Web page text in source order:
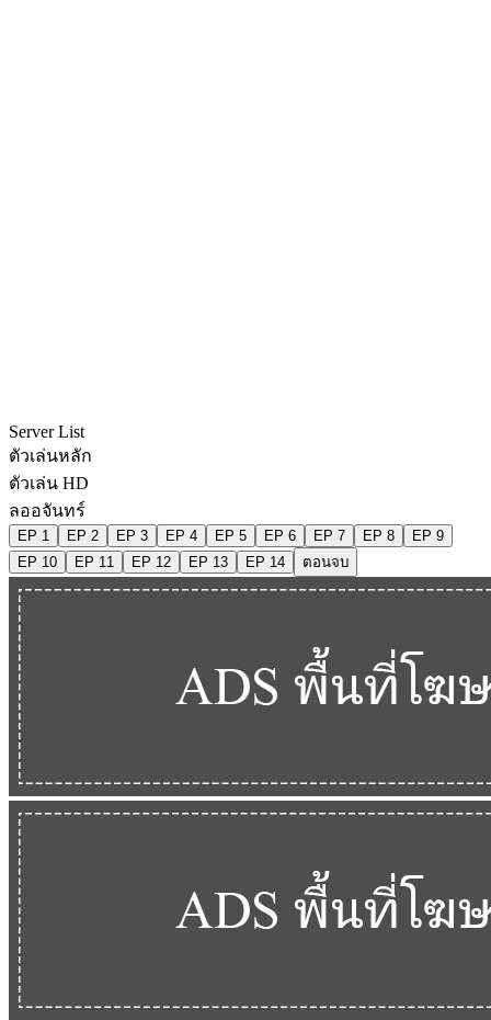
Server List
ตัวเล่นหลัก
ตัวเล่น HD
ลออจันทร์
EP 1 EP 2 EP 3 EP 4 EP 5 EP 6 EP 7 EP 8
EP 9
EP 10
EP 11 EP 12 EP 13 EP 14 ตอนจบ